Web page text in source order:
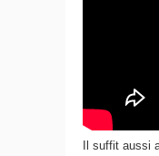
Il suffit aussi